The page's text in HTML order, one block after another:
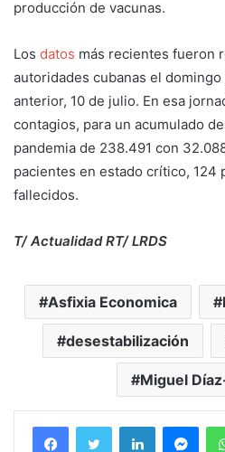
producción de vacunas.
Los datos más recientes fueron
autoridades cubanas el
anterior, 10 de julio. En esa
contagios, para un acumulado
pandemia de 238.491 con
pacientes en estado crítico, 124
fallecidos.
T/ Actualidad RT/ LRDS
Asfixia Economica
desestabilización
Miguel
FacebookTwitter LinkedIn